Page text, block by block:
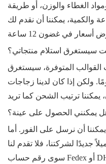
الغطاء والوزن، أو طريقة
والكمية، يمكننا أن نقدم لك
استلام منتجاتي؟
القوالب المتوفرة، سيستغرق
منتجاتك حوالي 35 يومًا. ولكن إذا كان لدينا زجاجات
يمكنني الحصول على عينة؟
أن نرسل على الفور. أما
جديدًا لشركتنا، فلا تقدم لنا
سوى رقم حساب Fedex أو DHL أو TNT أو UPS لجمع الشحن.